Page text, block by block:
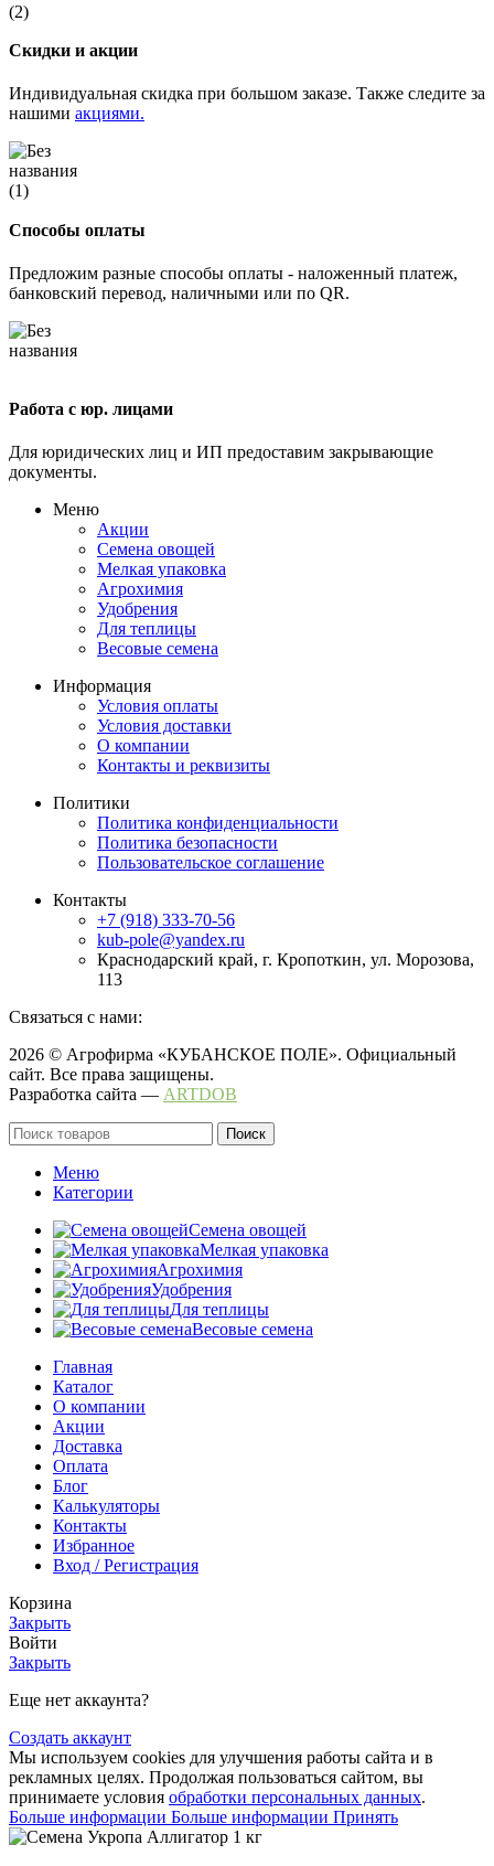
Скидки и акции
Индивидуальная скидка при большом заказе. Также следите за
нашими акциями.
Способы оплаты
Предложим разные способы оплаты - наложенный платеж,
банковский перевод, наличными или по QR.
Работа с юр. лицами
Для юридических лиц и ИП предоставим закрывающие
документы.
Меню
Акции
Семена овощей
Мелкая упаковка
Агрохимия
Удобрения
Для теплицы
Весовые семена
Информация
Условия оплаты
Условия доставки
О компании
Контакты и реквизиты
Политики
Политика конфиденциальности
Политика безопасности
Пользовательское соглашение
Контакты
+7 (918) 333-70-56
kub-pole@yandex.ru
Краснодарский край, г. Кропоткин, ул. Морозова,
113
Связаться с нами:
2026 © Агрофирма «КУБАНСКОЕ ПОЛЕ». Официальный
сайт. Все права защищены.
Разработка сайта — ARTDOB
Поиск
Меню
Категории
Семена овощей
Мелкая упаковка
Агрохимия
Удобрения
Для теплицы
Весовые семена
Главная
Каталог
О компании
Акции
Доставка
Оплата
Блог
Калькуляторы
Контакты
Избранное
Вход / Регистрация
Корзина
Закрыть
Войти
Закрыть
Еще нет аккаунта?
Создать аккаунт
Мы используем cookies для улучшения работы сайта и в
рекламных целях. Продолжая пользоваться сайтом, вы
принимаете условия обработки персональных данных.
Больше информации Больше информации Принять